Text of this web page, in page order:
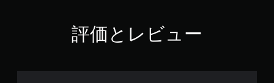
評価とレビュー